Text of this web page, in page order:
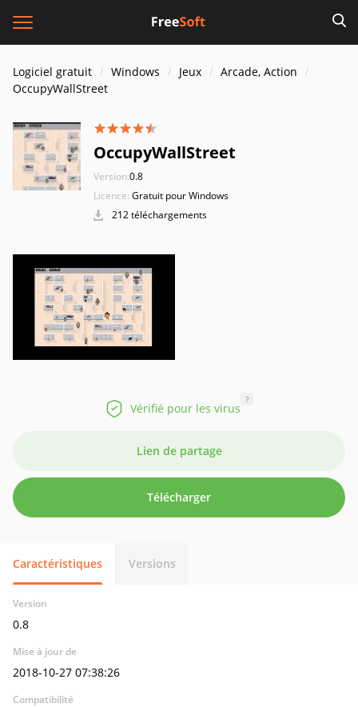
Logiciel gratuit Windows Jeux
Arcade, Action
OccupyWallStreet
OccupyWallStreet
Version:0.8
Licence: Gratuit pour Windows
212 téléchargements
Vérifié pour les virus
?
Lien de partage
Télécharger
Caractéristiques Versions
Version
0.8
Mise à jour de
2018-10-27 07:38:26
Compatibilité